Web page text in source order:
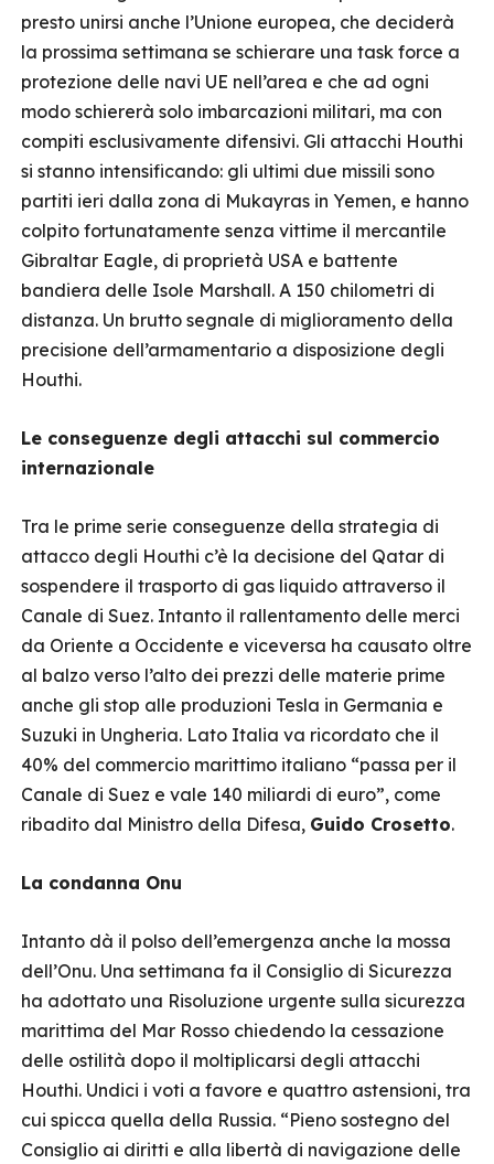
presto unirsi anche l’Unione europea, che deciderà
la prossima settimana se schierare una task force a
protezione delle navi UE nell’area e che ad ogni
modo schiererà solo imbarcazioni militari, ma con
compiti esclusivamente difensivi. Gli attacchi Houthi
si stanno intensificando: gli ultimi due missili sono
partiti ieri dalla zona di Mukayras in Yemen, e hanno
colpito fortunatamente senza vittime il mercantile
Gibraltar Eagle, di proprietà USA e battente
bandiera delle Isole Marshall. A 150 chilometri di
distanza. Un brutto segnale di miglioramento della
precisione dell’armamentario a disposizione degli
Houthi.
Le conseguenze degli attacchi sul commercio
internazionale
Tra le prime serie conseguenze della strategia di
attacco degli Houthi c’è la decisione del Qatar di
sospendere il trasporto di gas liquido attraverso il
Canale di Suez. Intanto il rallentamento delle merci
da Oriente a Occidente e viceversa ha causato oltre
al balzo verso l’alto dei prezzi delle materie prime
anche gli stop alle produzioni Tesla in Germania e
Suzuki in Ungheria. Lato Italia va ricordato che il
40% del commercio marittimo italiano “passa per il
Canale di Suez e vale 140 miliardi di euro”, come
ribadito dal Ministro della Difesa, Guido Crosetto.
La condanna Onu
Intanto dà il polso dell’emergenza anche la mossa
dell’Onu. Una settimana fa il Consiglio di Sicurezza
ha adottato una Risoluzione urgente sulla sicurezza
marittima del Mar Rosso chiedendo la cessazione
delle ostilità dopo il moltiplicarsi degli attacchi
Houthi. Undici i voti a favore e quattro astensioni, tra
cui spicca quella della Russia. “Pieno sostegno del
Consiglio ai diritti e alla libertà di navigazione delle